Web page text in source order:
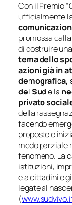
Con il Premio
ufficialmente
promossa
di costruire una
tema dello
azioni già in
demografica,
del Sude la
privato
della
facendo
proposte e
modo parziale
fenomeno. La
istituzioni,
e a cittadini e
legate al
(